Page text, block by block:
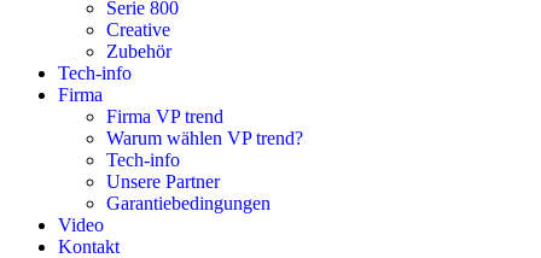
Serie 800
Creative
Zubehör
Tech-info
Firma
Firma VP trend
Warum wählen VP trend?
Tech-info
Unsere Partner
Garantiebedingungen
Video
Kontakt